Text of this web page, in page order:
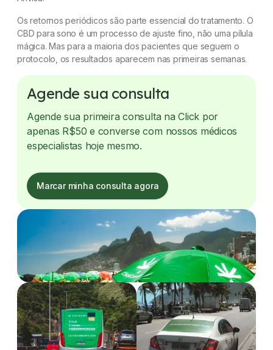
Os retornos periódicos são parte essencial do tratamento. O
CBD para sono é um processo de ajuste fino, não uma pílula
mágica. Mas para a maioria dos pacientes que seguem o
protocolo, os resultados aparecem nas primeiras semanas.
Agende sua consulta
Agende sua primeira consulta na Click por
apenas R$50 e converse com nossos médicos
especialistas hoje mesmo.
Marcar minha consulta agora